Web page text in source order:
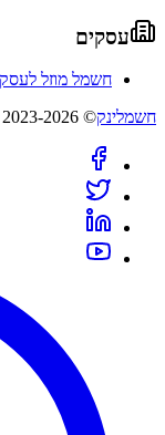
עסקים
חשמל מוזל
חשמלינק© 2023-2026